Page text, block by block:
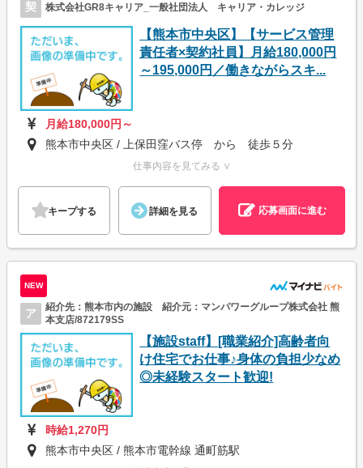
契 株式会社GR8キャリア_一般社団法人 キャリア・カレッジ
【熊本市中央区】【サービス管理
責任者×契約社員】月給180,000円
～195,000円／働きながらスキ...
月給180,000円～
熊本市中央区 / 上保田窪バス停 から 徒歩５分
仕事内容を見てみる ∨
キープする 詳細を見る 応募画面に進む
NEW
ア
紹介先：熊本市内の施設 紹介元：マンパワーグループ株式会社 熊
本支店/872179SS
【施設staff】[職業紹介]高齢者向
け住宅でお仕事♪身体の負担少なめ
◎未経験スタート歓迎!
時給1,270円
熊本市中央区 / 熊本市電幹線 通町筋駅